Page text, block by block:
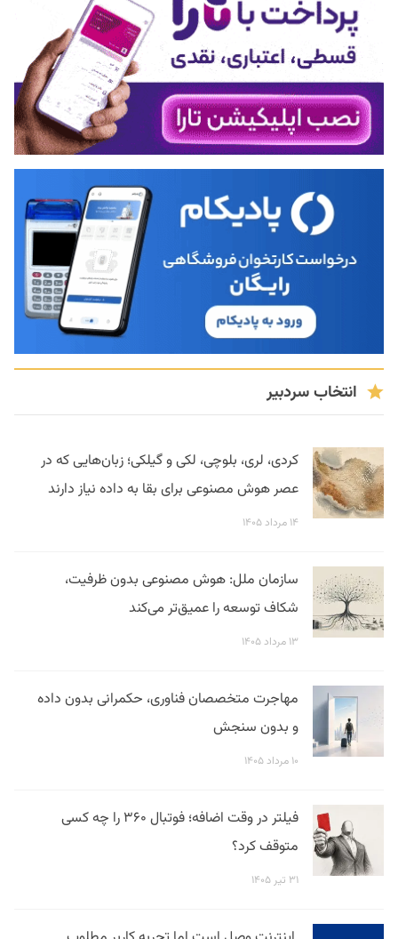
انتخاب سردبیر
کردی، لری، بلوچی، لکی و گیلکی؛ زبان‌هایی که در
عصر هوش مصنوعی برای بقا به داده نیاز دارند
۱۴ مرداد ۱۴۰۵
سازمان ملل: هوش مصنوعی بدون ظرفیت،
شکاف توسعه را عمیق‌تر می‌کند
۱۳ مرداد ۱۴۰۵
مهاجرت متخصصان فناوری، حکمرانی بدون داده
و بدون سنجش
۱۰ مرداد ۱۴۰۵
فیلتر در وقت اضافه؛ فوتبال ۳۶۰ را چه کسی
متوقف کرد؟
۳۱ تیر ۱۴۰۵